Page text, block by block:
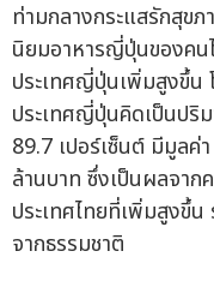
ท่ามกลางกระแสรักสุข
นิยมอาหารญี่ปุ่นของคน
ประเทศญี่ปุ่นเพิ่มสูงขึ้น
ประเทศญี่ปุ่นคิดเป็นป
89.7 เปอร์เซ็นต์ มีมูล
ล้านบาท ซึ่งเป็นผลจาก
ประเทศไทยที่เพิ่มสูงขึ้
จากธรรมชาติ